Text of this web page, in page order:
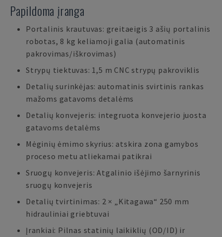
Papildoma įranga
Portalinis krautuvas: greitaeigis 3 ašių portalinis
robotas, 8 kg keliamoji galia (automatinis
pakrovimas/iškrovimas)
Strypų tiektuvas: 1,5 m CNC strypų pakroviklis
Detalių surinkėjas: automatinis svirtinis rankas
mažoms gatavoms detalėms
Detalių konvejeris: integruota konvejerio juosta
gatavoms detalėms
Mėginių ėmimo skyrius: atskira zona gamybos
proceso metu atliekamai patikrai
Sruogų konvejeris: Atgalinio išėjimo šarnyrinis
sruogų konvejeris
Detalių tvirtinimas: 2 × „Kitagawa“ 250 mm
hidrauliniai griebtuvai
Įrankiai: Pilnas statinių laikiklių (OD/ID) ir